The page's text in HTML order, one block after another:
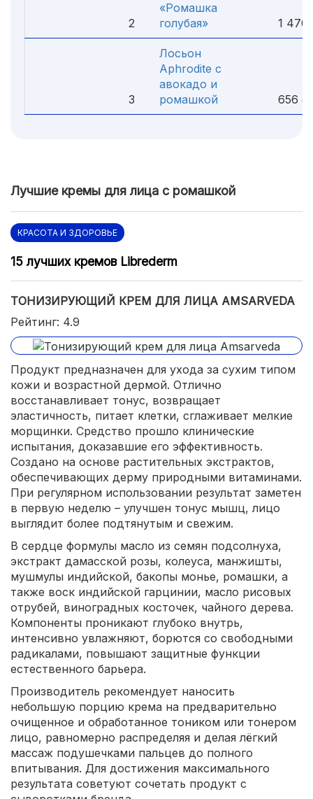
2
«Ромашка
голубая»
1 470
3
Лосьон
Aphrodite с
авокадо и
ромашкой
656 ₽
Лучшие кремы для лица с ромашкой
КРАСОТА И ЗДОРОВЬЕ
15 лучших кремов Librederm
ТОНИЗИРУЮЩИЙ КРЕМ ДЛЯ ЛИЦА AMSARVEDA
Рейтинг: 4.9
Продукт предназначен для ухода за сухим типом
кожи и возрастной дермой. Отлично
восстанавливает тонус, возвращает
эластичность, питает клетки, сглаживает мелкие
морщинки. Средство прошло клинические
испытания, доказавшие его эффективность.
Создано на основе растительных экстрактов,
обеспечивающих дерму природными витаминами.
При регулярном использовании результат заметен
в первую неделю – улучшен тонус мышц, лицо
выглядит более подтянутым и свежим.
В сердце формулы масло из семян подсолнуха,
экстракт дамасской розы, колеуса, манжишты,
мушмулы индийской, бакопы монье, ромашки, а
также воск индийской гарцинии, масло рисовых
отрубей, виноградных косточек, чайного дерева.
Компоненты проникают глубоко внутрь,
интенсивно увлажняют, борются со свободными
радикалами, повышают защитные функции
естественного барьера.
Производитель рекомендует наносить
небольшую порцию крема на предварительно
очищенное и обработанное тоником или тонером
лицо, равномерно распределяя и делая лёгкий
массаж подушечками пальцев до полного
впитывания. Для достижения максимального
результата советуют сочетать продукт с